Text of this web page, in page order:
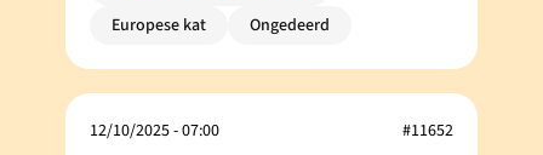
Europese kat
Ongedeerd
12/10/2025 - 07:00
#11652